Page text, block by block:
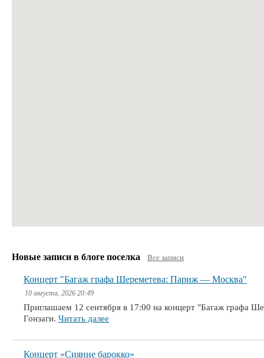
Новые записи в блоге поселка Все записи
Концерт "Багаж графа Шереметева: Париж — Москва"
10 августа, 2026 20:49
Приглашаем 12 сентября в 17:00 на концерт "Багаж графа
Гонзаги. Читать далее
Концерт «Сияние барокко»